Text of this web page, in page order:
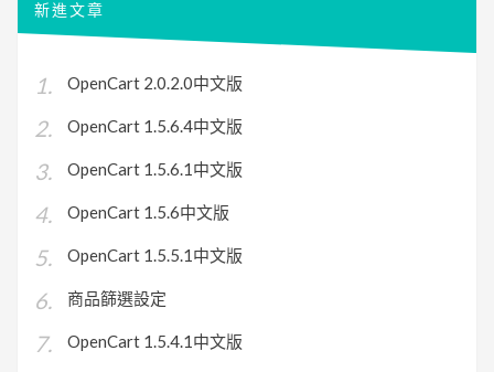
新進文章
OpenCart 2.0.2.0中文版
OpenCart 1.5.6.4中文版
OpenCart 1.5.6.1中文版
OpenCart 1.5.6中文版
OpenCart 1.5.5.1中文版
商品篩選設定
OpenCart 1.5.4.1中文版